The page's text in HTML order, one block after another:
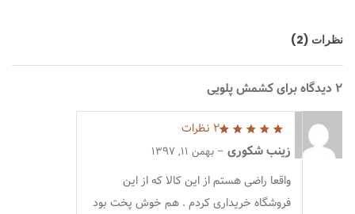
نظرات (2)
2 دیدگاه برای کشمش پلویی
5 از 5
2 نظرات
زینب شکوری – بهمن 11, 1397
واقعا راضی هستم از این کالا که از این
فروشگاه خریداری کردم . هم خوش پخت بود